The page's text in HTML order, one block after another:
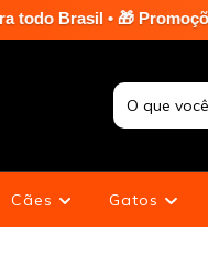
especiais em
Cães Gatos